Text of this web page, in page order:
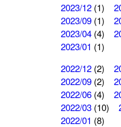
2023/12 (1)
2023/09 (1)
2023/04 (4)
2023/01 (1)
2022/12 (2)
2022/09 (2)
2022/06 (4)
2022/03 (10)
2022/01 (8)